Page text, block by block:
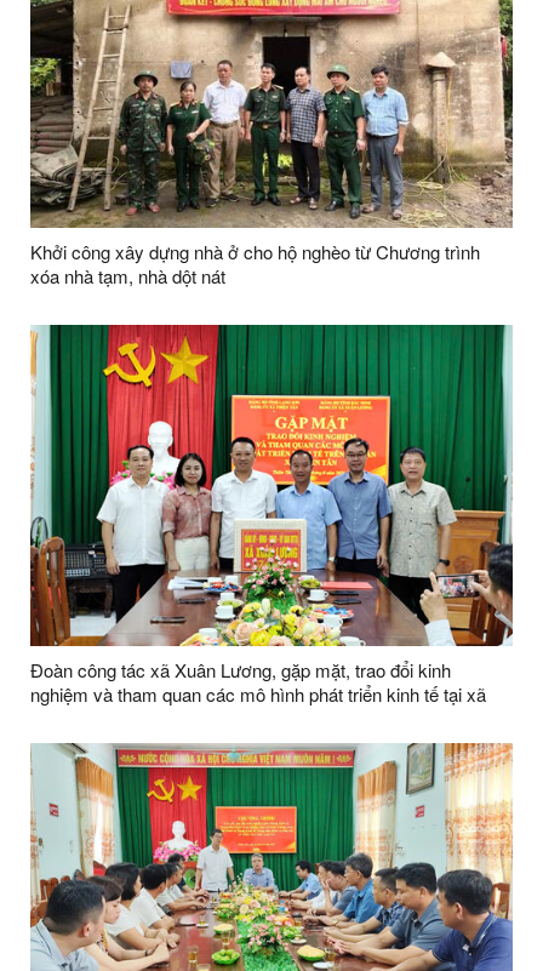
Khởi công xây dựng nhà ở cho hộ nghèo từ Chương trình
xóa nhà tạm, nhà dột nát
Đoàn công tác xã Xuân Lương, gặp mặt, trao đổi kinh
nghiệm và tham quan các mô hình phát triển kinh tế tại xã